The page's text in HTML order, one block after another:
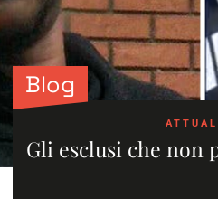
Blog
Gli esclusi che non